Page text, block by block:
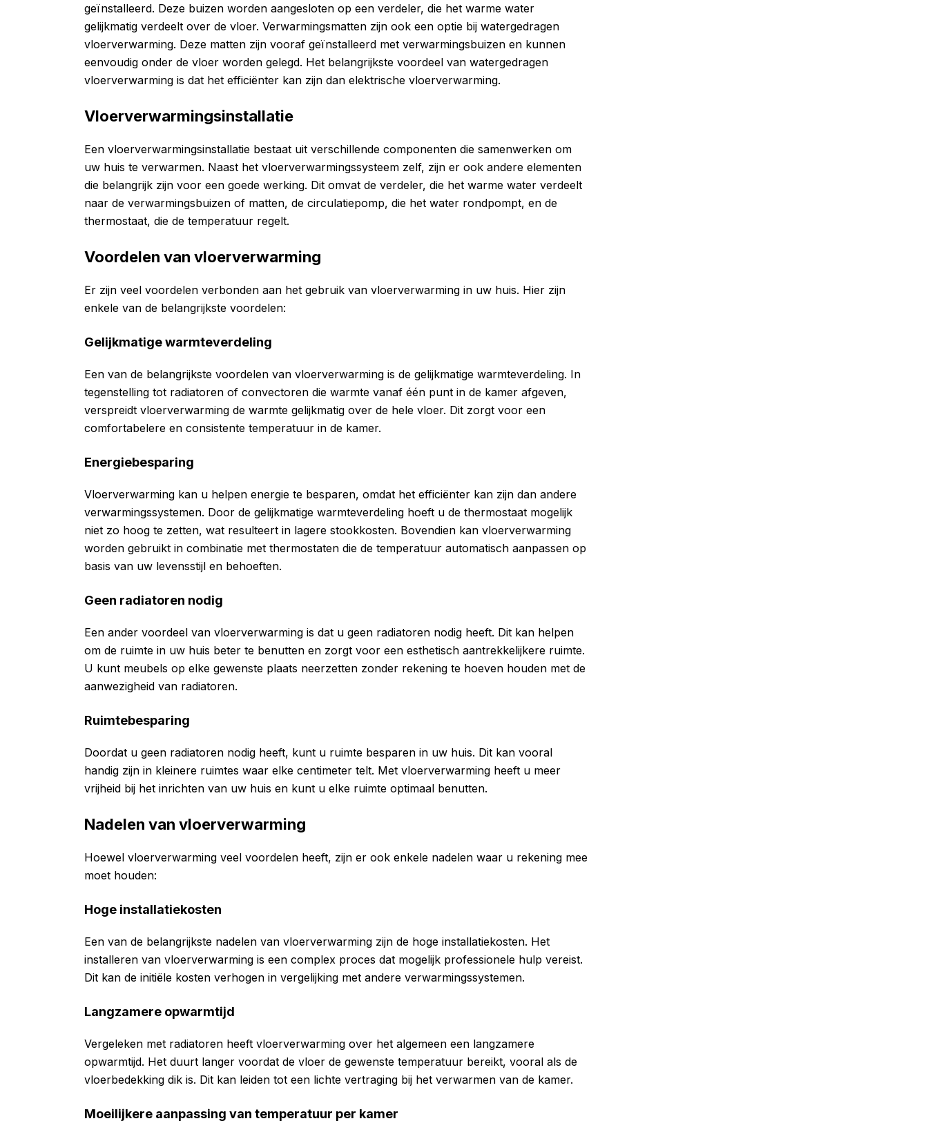
geïnstalleerd. Deze buizen worden aangesloten op een verdeler, die het warme water
gelijkmatig verdeelt over de vloer. Verwarmingsmatten zijn ook een optie bij watergedragen
vloerverwarming. Deze matten zijn vooraf geïnstalleerd met verwarmingsbuizen en kunnen
eenvoudig onder de vloer worden gelegd. Het belangrijkste voordeel van watergedragen
vloerverwarming is dat het efficiënter kan zijn dan elektrische vloerverwarming.
Vloerverwarmingsinstallatie
Een vloerverwarmingsinstallatie bestaat uit verschillende componenten die samenwerken om
uw huis te verwarmen. Naast het vloerverwarmingssysteem zelf, zijn er ook andere elementen
die belangrijk zijn voor een goede werking. Dit omvat de verdeler, die het warme water verdeelt
naar de verwarmingsbuizen of matten, de circulatiepomp, die het water rondpompt, en de
thermostaat, die de temperatuur regelt.
Voordelen van vloerverwarming
Er zijn veel voordelen verbonden aan het gebruik van vloerverwarming in uw huis. Hier zijn
enkele van de belangrijkste voordelen:
Gelijkmatige warmteverdeling
Een van de belangrijkste voordelen van vloerverwarming is de gelijkmatige warmteverdeling. In
tegenstelling tot radiatoren of convectoren die warmte vanaf één punt in de kamer afgeven,
verspreidt vloerverwarming de warmte gelijkmatig over de hele vloer. Dit zorgt voor een
comfortabelere en consistente temperatuur in de kamer.
Energiebesparing
Vloerverwarming kan u helpen energie te besparen, omdat het efficiënter kan zijn dan andere
verwarmingssystemen. Door de gelijkmatige warmteverdeling hoeft u de thermostaat mogelijk
niet zo hoog te zetten, wat resulteert in lagere stookkosten. Bovendien kan vloerverwarming
worden gebruikt in combinatie met thermostaten die de temperatuur automatisch aanpassen op
basis van uw levensstijl en behoeften.
Geen radiatoren nodig
Een ander voordeel van vloerverwarming is dat u geen radiatoren nodig heeft. Dit kan helpen
om de ruimte in uw huis beter te benutten en zorgt voor een esthetisch aantrekkelijkere ruimte.
U kunt meubels op elke gewenste plaats neerzetten zonder rekening te hoeven houden met de
aanwezigheid van radiatoren.
Ruimtebesparing
Doordat u geen radiatoren nodig heeft, kunt u ruimte besparen in uw huis. Dit kan vooral
handig zijn in kleinere ruimtes waar elke centimeter telt. Met vloerverwarming heeft u meer
vrijheid bij het inrichten van uw huis en kunt u elke ruimte optimaal benutten.
Nadelen van vloerverwarming
Hoewel vloerverwarming veel voordelen heeft, zijn er ook enkele nadelen waar u rekening mee
moet houden:
Hoge installatiekosten
Een van de belangrijkste nadelen van vloerverwarming zijn de hoge installatiekosten. Het
installeren van vloerverwarming is een complex proces dat mogelijk professionele hulp vereist.
Dit kan de initiële kosten verhogen in vergelijking met andere verwarmingssystemen.
Langzamere opwarmtijd
Vergeleken met radiatoren heeft vloerverwarming over het algemeen een langzamere
opwarmtijd. Het duurt langer voordat de vloer de gewenste temperatuur bereikt, vooral als de
vloerbedekking dik is. Dit kan leiden tot een lichte vertraging bij het verwarmen van de kamer.
Moeilijkere aanpassing van temperatuur per kamer